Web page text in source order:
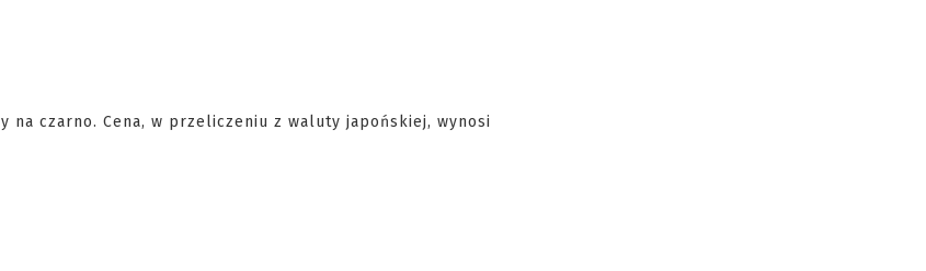
na czarno. Cena, w przeliczeniu z waluty japońskiej, wynosi